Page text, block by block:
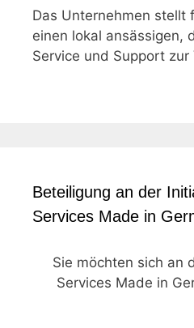
Das Unternehmen stellt
einen lokal ansässigen,
Service und Support zur
Beteiligung an der
Services Made in
Sie möchten sich an
Services Made in